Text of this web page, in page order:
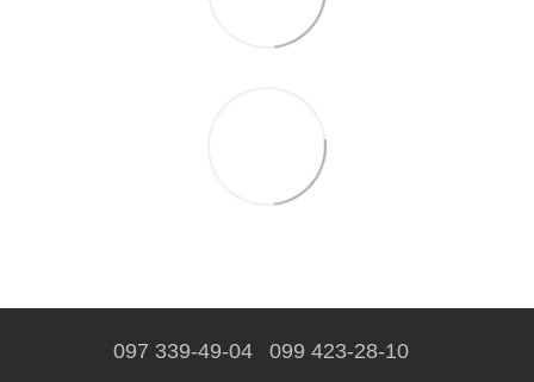
097 339-49-04 099 423-28-10